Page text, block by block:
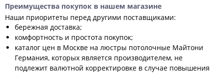
Преимущества покупок в нашем магазине
Наши приоритеты перед другими поставщиками:
бережная доставка;
комфортность и простота покупок;
каталог цен в Москве на люстры потолочные Майтони
Германия, которых является производителем, не
подлежит валютной корректировке в случае повышения